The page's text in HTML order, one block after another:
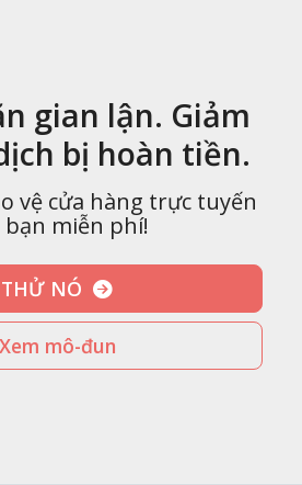
gian lận. Giảm
bị hoàn tiền.
vệ cửa hàng trực tuyến
bạn miễn phí!
THỬ NÓ
Xem mô-đun